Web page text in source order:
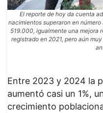
El reporte de hoy da cuenta
nacimientos superaron en
519.000, igualmente una mejora
registrado en 2021, pero aún
Entre 2023 y 2024 la
aumentó casi un 1%,
crecimiento